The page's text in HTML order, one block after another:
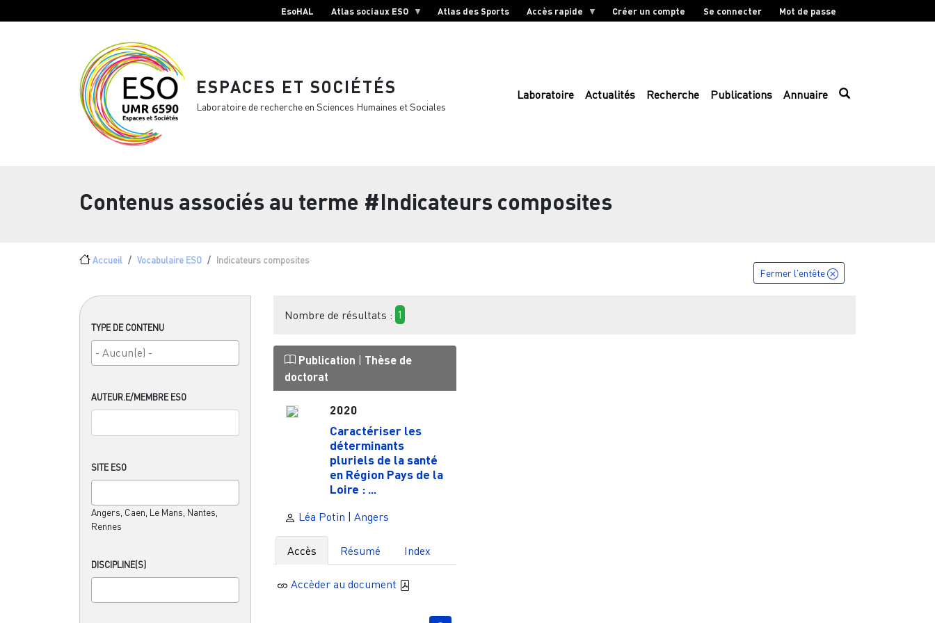
EsoHAL Atlas sociaux ESO Atlas des Sports Accès rapide Créer un compte Se connecter Mot de passe
ESPACES ET SOCIÉTÉS
Laboratoire de recherche en Sciences Humaines et Sociales
Laboratoire Actualités Recherche Publications Annuaire
Contenus associés au terme #Indicateurs composites
Fil d'Ariane
Accueil Vocabulaire ESO Indicateurs composites
TYPE DE CONTENU
AUTEUR.E/MEMBRE ESO
SITE ESO
Angers, Caen, Le Mans, Nantes,
Rennes
DISCIPLINE(S)
Fermer l'entête
Nombre de résultats : 1
Publication | Thèse de
doctorat
2020
Caractériser les
déterminants
pluriels de la santé
en Région Pays de la
Loire : ...
Léa Potin | Angers
Accès Résumé Index
Accèder au document